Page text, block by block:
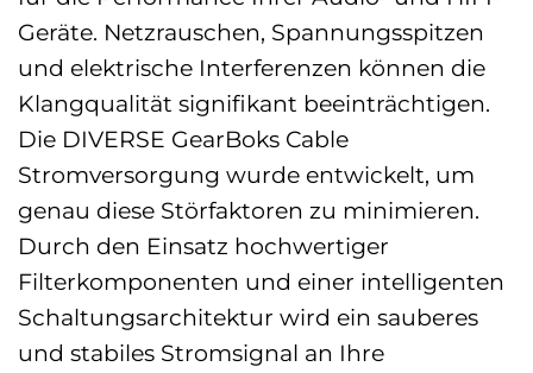
Geräte. Netzrauschen, Spannungsspitzen
und elektrische Interferenzen können die
Klangqualität signifikant beeinträchtigen.
Die DIVERSE GearBoks Cable
Stromversorgung wurde entwickelt, um
genau diese Störfaktoren zu minimieren.
Durch den Einsatz hochwertiger
Filterkomponenten und einer intelligenten
Schaltungsarchitektur wird ein sauberes
und stabiles Stromsignal an Ihre